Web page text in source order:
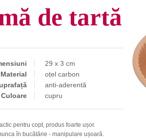
de tartă
29 x 3 cm
Material
oțel carbon
anti-aderentă
Culoare
cupru
pentru copt, produs foarte ușor.
în bucătărie - manipulare ușoară.